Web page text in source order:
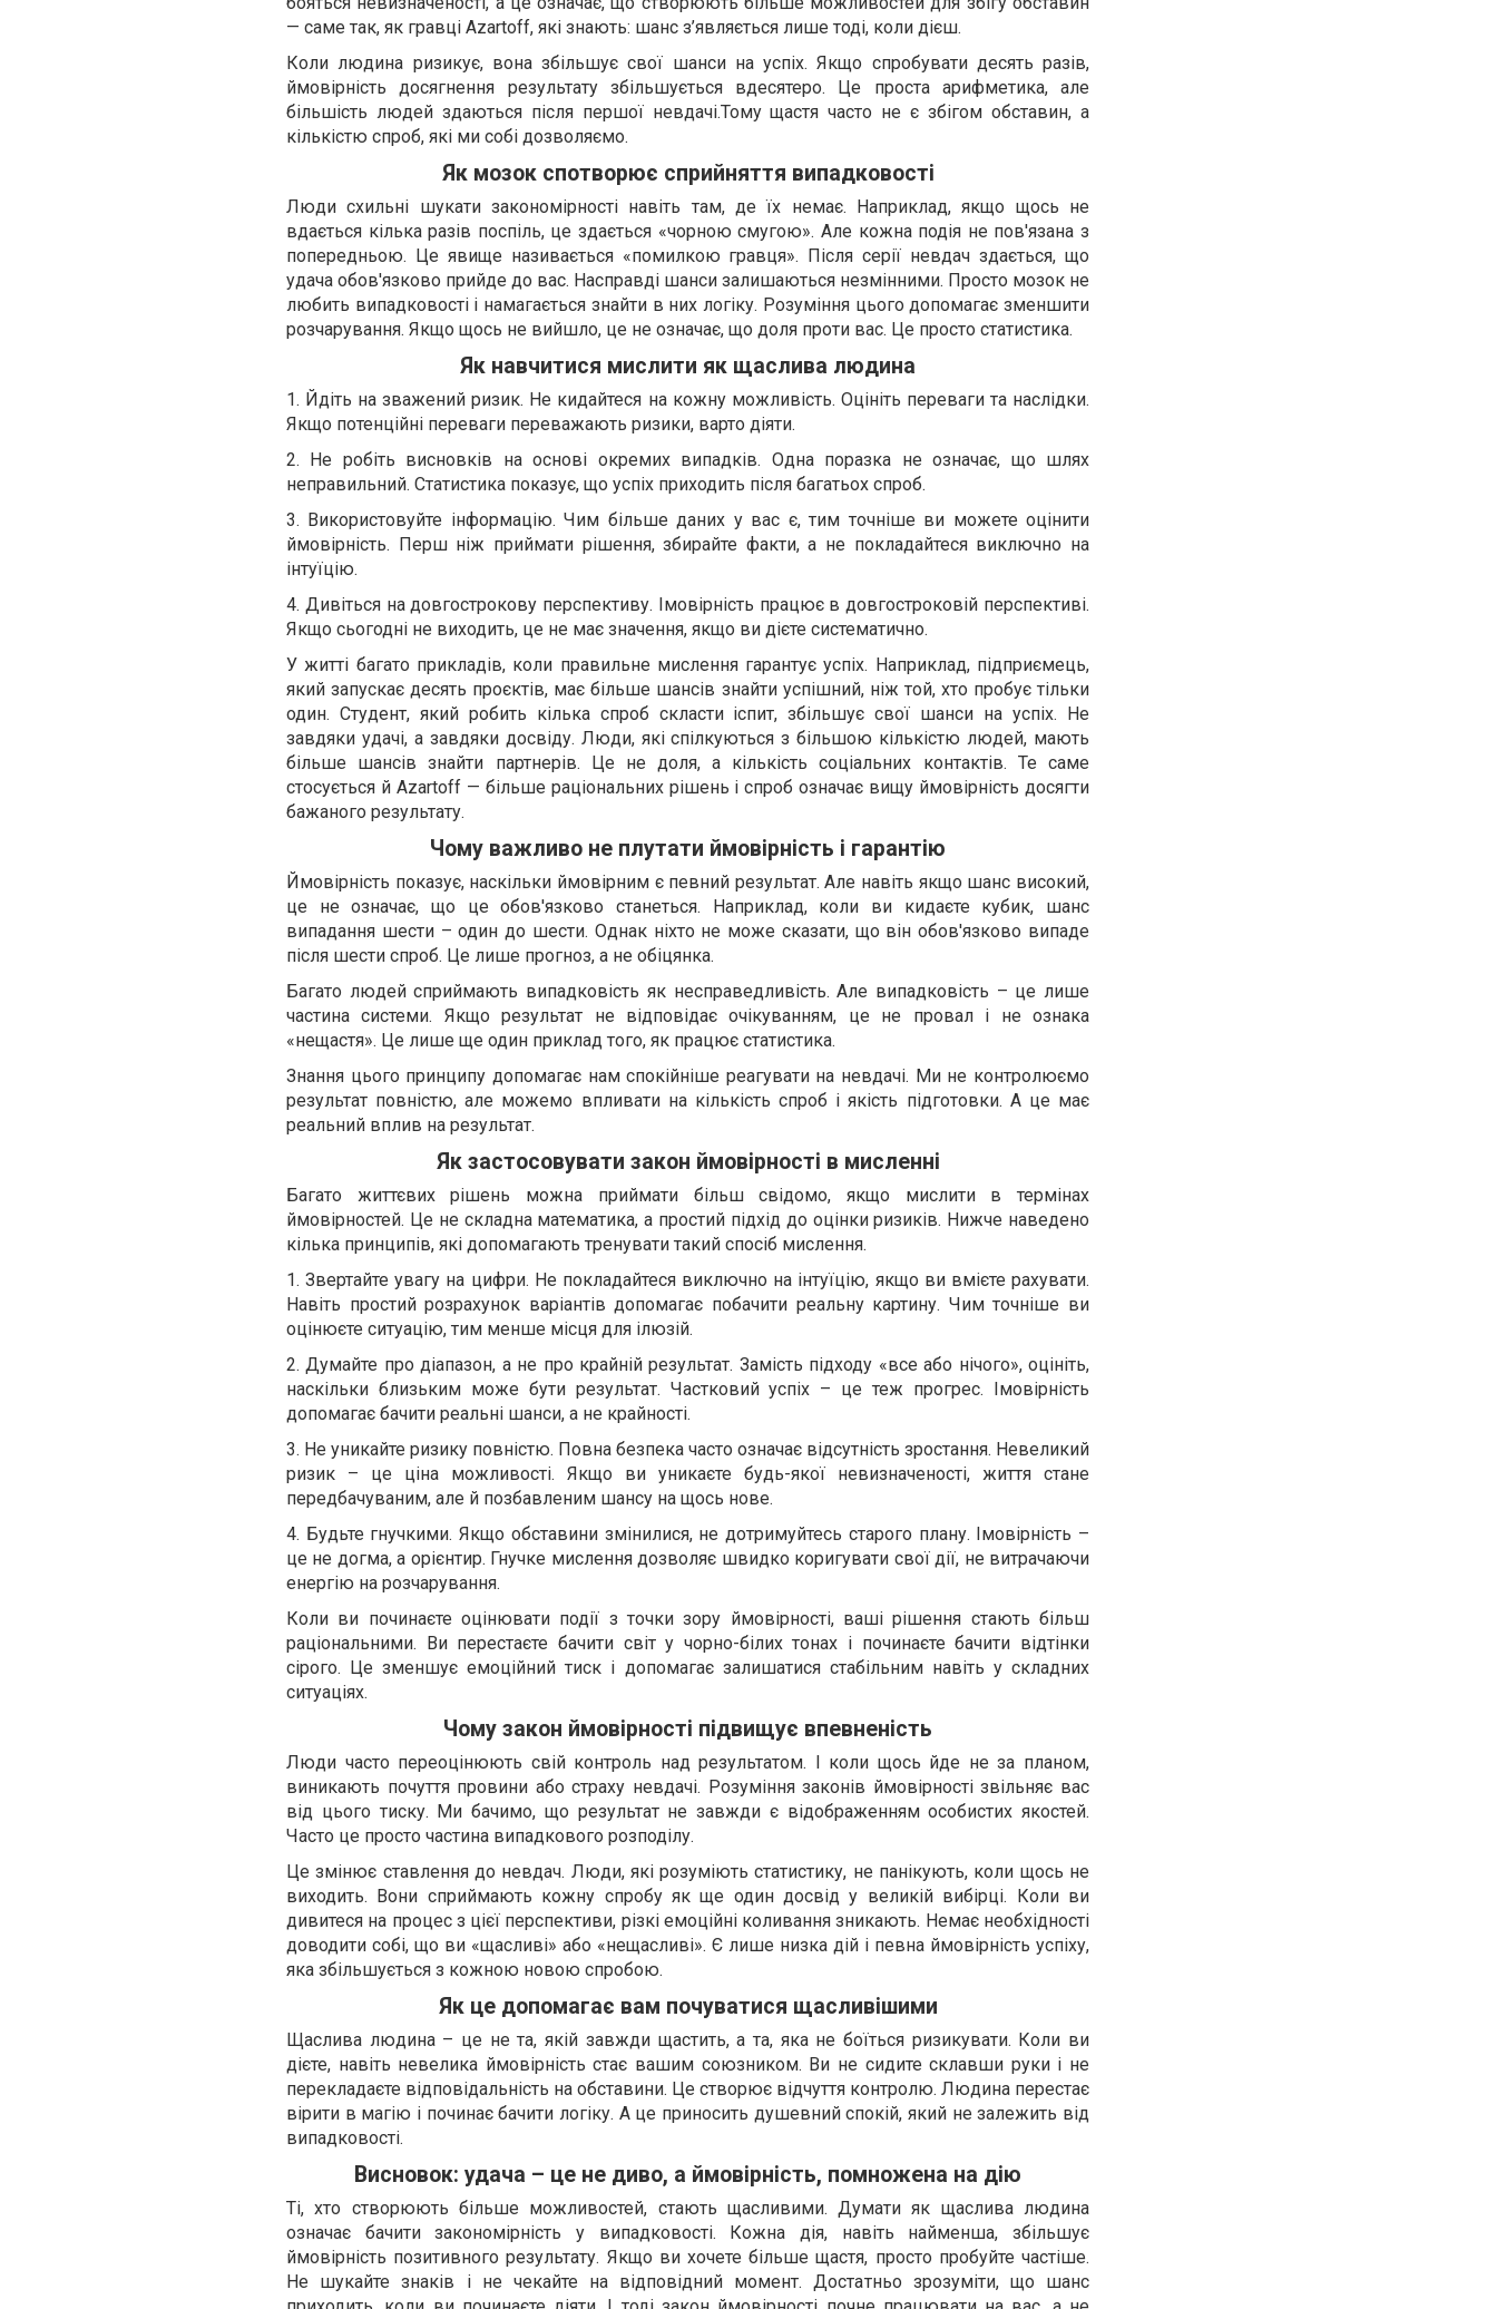
— саме так, як гравці Azartoff, які знають: шанс з’являється лише тоді, коли дієш.
Коли людина ризикує, вона збільшує свої шанси на успіх. Якщо спробувати десять разів,
ймовірність досягнення результату збільшується вдесятеро. Це проста арифметика, але
більшість людей здаються після першої невдачі.Тому щастя часто не є збігом обставин, а
кількістю спроб, які ми собі дозволяємо.
Як мозок спотворює сприйняття випадковості
Люди схильні шукати закономірності навіть там, де їх немає. Наприклад, якщо щось не
вдається кілька разів поспіль, це здається «чорною смугою». Але кожна подія не пов'язана з
попередньою. Це явище називається «помилкою гравця». Після серії невдач здається, що
удача обов'язково прийде до вас. Насправді шанси залишаються незмінними. Просто мозок не
любить випадковості і намагається знайти в них логіку. Розуміння цього допомагає зменшити
розчарування. Якщо щось не вийшло, це не означає, що доля проти вас. Це просто статистика.
Як навчитися мислити як щаслива людина
1. Йдіть на зважений ризик. Не кидайтеся на кожну можливість. Оцініть переваги та наслідки.
Якщо потенційні переваги переважають ризики, варто діяти.
2. Не робіть висновків на основі окремих випадків. Одна поразка не означає, що шлях
неправильний. Статистика показує, що успіх приходить після багатьох спроб.
3. Використовуйте інформацію. Чим більше даних у вас є, тим точніше ви можете оцінити
ймовірність. Перш ніж приймати рішення, збирайте факти, а не покладайтеся виключно на
інтуїцію.
4. Дивіться на довгострокову перспективу. Імовірність працює в довгостроковій перспективі.
Якщо сьогодні не виходить, це не має значення, якщо ви дієте систематично.
У житті багато прикладів, коли правильне мислення гарантує успіх. Наприклад, підприємець,
який запускає десять проєктів, має більше шансів знайти успішний, ніж той, хто пробує тільки
один. Студент, який робить кілька спроб скласти іспит, збільшує свої шанси на успіх. Не
завдяки удачі, а завдяки досвіду. Люди, які спілкуються з більшою кількістю людей, мають
більше шансів знайти партнерів. Це не доля, а кількість соціальних контактів. Те саме
стосується й Azartoff — більше раціональних рішень і спроб означає вищу ймовірність досягти
бажаного результату.
Чому важливо не плутати ймовірність і гарантію
Ймовірність показує, наскільки ймовірним є певний результат. Але навіть якщо шанс високий,
це не означає, що це обов'язково станеться. Наприклад, коли ви кидаєте кубик, шанс
випадання шести – один до шести. Однак ніхто не може сказати, що він обов'язково випаде
після шести спроб. Це лише прогноз, а не обіцянка.
Багато людей сприймають випадковість як несправедливість. Але випадковість – це лише
частина системи. Якщо результат не відповідає очікуванням, це не провал і не ознака
«нещастя». Це лише ще один приклад того, як працює статистика.
Знання цього принципу допомагає нам спокійніше реагувати на невдачі. Ми не контролюємо
результат повністю, але можемо впливати на кількість спроб і якість підготовки. А це має
реальний вплив на результат.
Як застосовувати закон ймовірності в мисленні
Багато життєвих рішень можна приймати більш свідомо, якщо мислити в термінах
ймовірностей. Це не складна математика, а простий підхід до оцінки ризиків. Нижче наведено
кілька принципів, які допомагають тренувати такий спосіб мислення.
1. Звертайте увагу на цифри. Не покладайтеся виключно на інтуїцію, якщо ви вмієте рахувати.
Навіть простий розрахунок варіантів допомагає побачити реальну картину. Чим точніше ви
оцінюєте ситуацію, тим менше місця для ілюзій.
2. Думайте про діапазон, а не про крайній результат. Замість підходу «все або нічого», оцініть,
наскільки близьким може бути результат. Частковий успіх – це теж прогрес. Імовірність
допомагає бачити реальні шанси, а не крайності.
3. Не уникайте ризику повністю. Повна безпека часто означає відсутність зростання. Невеликий
ризик – це ціна можливості. Якщо ви уникаєте будь-якої невизначеності, життя стане
передбачуваним, але й позбавленим шансу на щось нове.
4. Будьте гнучкими. Якщо обставини змінилися, не дотримуйтесь старого плану. Імовірність –
це не догма, а орієнтир. Гнучке мислення дозволяє швидко коригувати свої дії, не витрачаючи
енергію на розчарування.
Коли ви починаєте оцінювати події з точки зору ймовірності, ваші рішення стають більш
раціональними. Ви перестаєте бачити світ у чорно-білих тонах і починаєте бачити відтінки
сірого. Це зменшує емоційний тиск і допомагає залишатися стабільним навіть у складних
ситуаціях.
Чому закон ймовірності підвищує впевненість
Люди часто переоцінюють свій контроль над результатом. І коли щось йде не за планом,
виникають почуття провини або страху невдачі. Розуміння законів ймовірності звільняє вас
від цього тиску. Ми бачимо, що результат не завжди є відображенням особистих якостей.
Часто це просто частина випадкового розподілу.
Це змінює ставлення до невдач. Люди, які розуміють статистику, не панікують, коли щось не
виходить. Вони сприймають кожну спробу як ще один досвід у великій вибірці. Коли ви
дивитеся на процес з цієї перспективи, різкі емоційні коливання зникають. Немає необхідності
доводити собі, що ви «щасливі» або «нещасливі». Є лише низка дій і певна ймовірність успіху,
яка збільшується з кожною новою спробою.
Як це допомагає вам почуватися щасливішими
Щаслива людина – це не та, якій завжди щастить, а та, яка не боїться ризикувати. Коли ви
дієте, навіть невелика ймовірність стає вашим союзником. Ви не сидите склавши руки і не
перекладаєте відповідальність на обставини. Це створює відчуття контролю. Людина перестає
вірити в магію і починає бачити логіку. А це приносить душевний спокій, який не залежить від
випадковості.
Висновок: удача – це не диво, а ймовірність, помножена на дію
Ті, хто створюють більше можливостей, стають щасливими. Думати як щаслива людина
означає бачити закономірність у випадковості. Кожна дія, навіть найменша, збільшує
ймовірність позитивного результату. Якщо ви хочете більше щастя, просто пробуйте частіше.
Не шукайте знаків і не чекайте на відповідний момент. Достатньо зрозуміти, що шанс